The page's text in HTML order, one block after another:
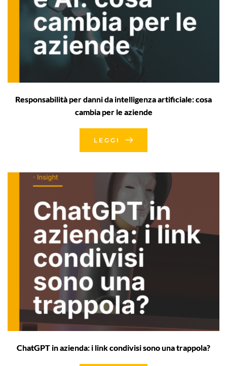
Responsabilità per danni da intelligenza artificiale: cosa
cambia per le aziende
LEGGI
ChatGPT in azienda: i link condivisi sono una trappola?